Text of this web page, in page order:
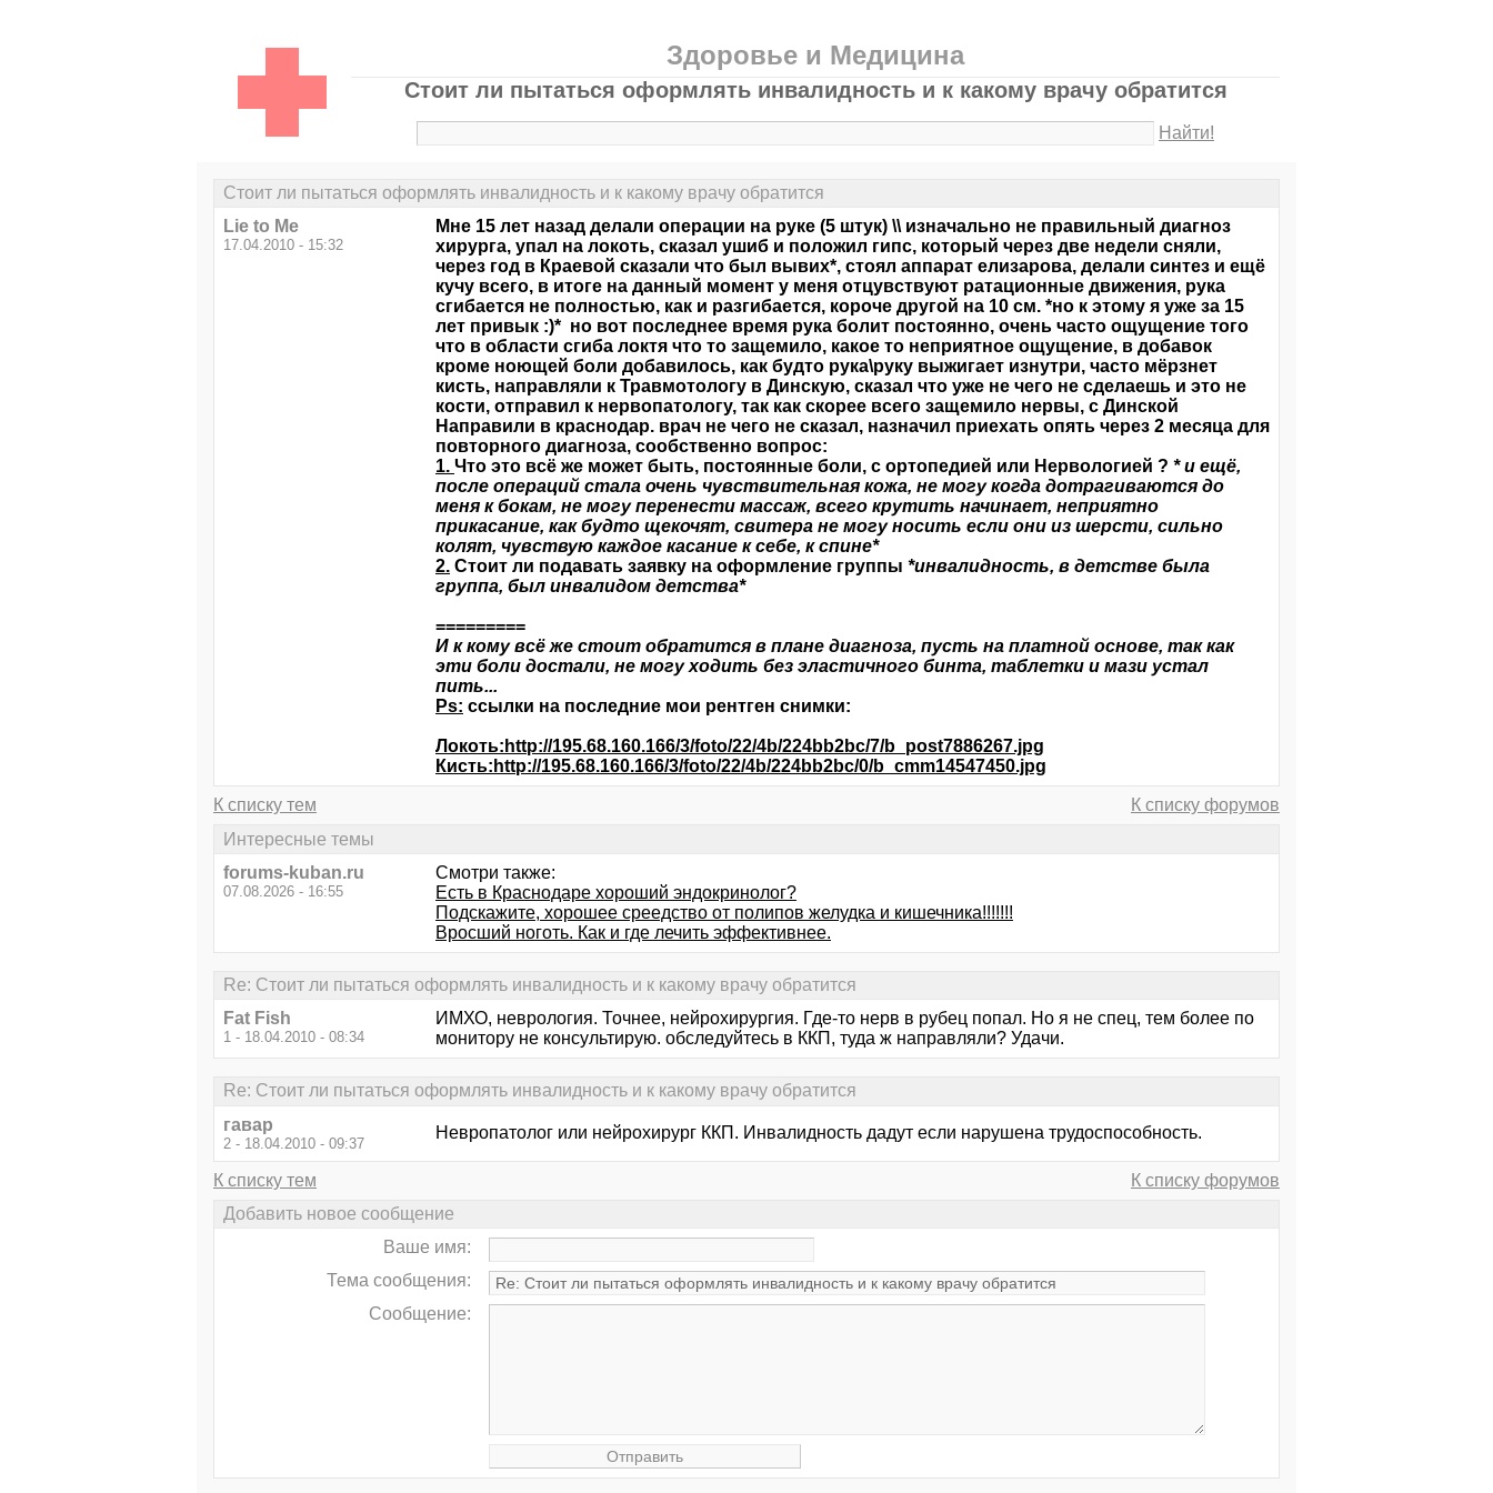
Здоровье и Медицина
Стоит ли пытаться оформлять инвалидность и к какому врачу обратится
Найти!
Стоит ли пытаться оформлять инвалидность и к какому врачу обратится
Lie to Me
17.04.2010 - 15:32
Мне 15 лет назад делали операции на руке (5 штук) \\ изначально не правильный диагноз
хирурга, упал на локоть, сказал ушиб и положил гипс, который через две недели сняли,
через год в Краевой сказали что был вывих*, стоял аппарат елизарова, делали синтез и ещё
кучу всего, в итоге на данный момент у меня отцувствуют ратационные движения, рука
сгибается не полностью, как и разгибается, короче другой на 10 см. *но к этому я уже за 15
лет привык :)* но вот последнее время рука болит постоянно, очень часто ощущение того
что в области сгиба локтя что то защемило, какое то неприятное ощущение, в добавок
кроме ноющей боли добавилось, как будто рука\руку выжигает изнутри, часто мёрзнет
кисть, направляли к Травмотологу в Динскую, сказал что уже не чего не сделаешь и это не
кости, отправил к нервопатологу, так как скорее всего защемило нервы, с Динской
Направили в краснодар. врач не чего не сказал, назначил приехать опять через 2 месяца для
повторного диагноза, сообственно вопрос:
1. Что это всё же может быть, постоянные боли, с ортопедией или Нервологией ? * и ещё,
после операций стала очень чувствительная кожа, не могу когда дотрагиваются до
меня к бокам, не могу перенести массаж, всего крутить начинает, неприятно
прикасание, как будто щекочят, свитера не могу носить если они из шерсти, сильно
колят, чувствую каждое касание к себе, к спине*
2. Стоит ли подавать заявку на оформление группы *инвалидность, в детстве была
группа, был инвалидом детства*
=========
И к кому всё же стоит обратится в плане диагноза, пусть на платной основе, так как
эти боли достали, не могу ходить без эластичного бинта, таблетки и мази устал
пить...
Ps: ссылки на последние мои рентген снимки:
Локоть: http://195.68.160.166/3/foto/22/4b/224bb2bc/7/b_post7886267.jpg
Кисть: http://195.68.160.166/3/foto/22/4b/224bb2bc/0/b_cmm14547450.jpg
К списку тем
К списку форумов
Интересные темы
forums-kuban.ru
07.08.2026 - 16:55
Смотри также:
Есть в Краснодаре хороший эндокринолог?
Подскажите, хорошее среедство от полипов желудка и кишечника!!!!!!!
Вросший ноготь. Как и где лечить эффективнее.
Re: Стоит ли пытаться оформлять инвалидность и к какому врачу обратится
Fat Fish
1 - 18.04.2010 - 08:34
ИМХО, неврология. Точнее, нейрохирургия. Где-то нерв в рубец попал. Но я не спец, тем более по
монитору не консультирую. обследуйтесь в ККП, туда ж направляли? Удачи.
Re: Стоит ли пытаться оформлять инвалидность и к какому врачу обратится
гавар
2 - 18.04.2010 - 09:37
Невропатолог или нейрохирург ККП. Инвалидность дадут если нарушена трудоспособность.
К списку тем
К списку форумов
Добавить новое сообщение
Ваше имя:
Тема сообщения:
Сообщение: